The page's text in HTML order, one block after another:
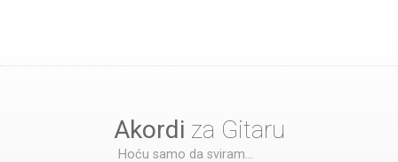
Akordi za Gitaru
Hoću samo da sviram...